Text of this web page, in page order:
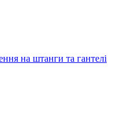
на штанги та гантелі